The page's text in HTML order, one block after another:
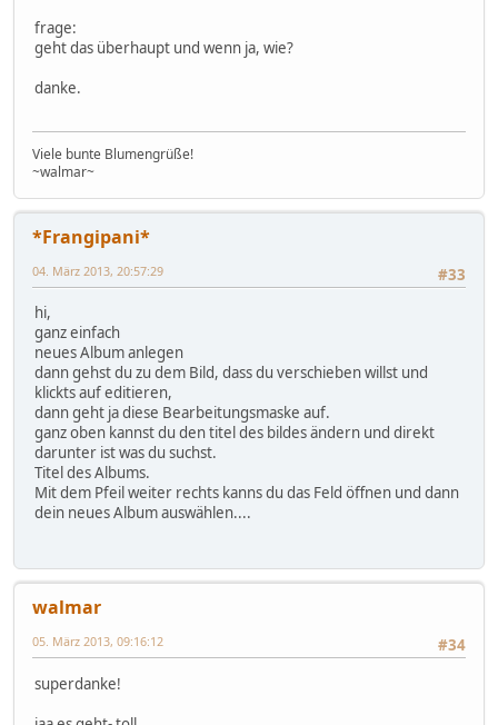
frage:
geht das überhaupt und wenn ja, wie?
danke.
Viele bunte Blumengrüße!
~walmar~
*Frangipani*
#33
04. März 2013, 20:57:29
hi,
ganz einfach
neues Album anlegen
dann gehst du zu dem Bild, dass du verschieben willst und
klickts auf editieren,
dann geht ja diese Bearbeitungsmaske auf.
ganz oben kannst du den titel des bildes ändern und direkt
darunter ist was du suchst.
Titel des Albums.
Mit dem Pfeil weiter rechts kanns du das Feld öffnen und dann
dein neues Album auswählen....
walmar
#34
05. März 2013, 09:16:12
superdanke!